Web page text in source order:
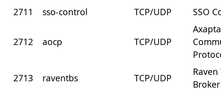
2711
sso-control TCP/UDP SSO
2712 aocp TCP/UDP
2713
raventbs TCP/UDP